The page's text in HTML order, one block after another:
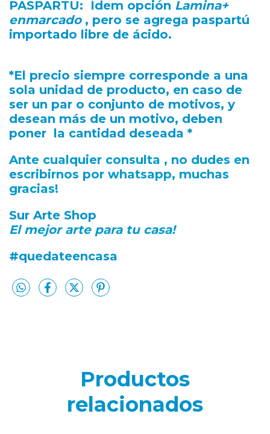
PASPARTU: Ídem opción Lamina+
enmarcado, pero se agrega paspartú
importado libre de ácido.
*El precio siempre corresponde a una
sola unidad de producto, en caso de
ser un par o conjunto de motivos, y
desean más de un motivo, deben
poner la cantidad deseada *
Ante cualquier consulta , no dudes en
escribirnos por whatsapp, muchas
gracias!
Sur Arte Shop
El mejor arte para tu casa!
#quedateencasa
Productos
relacionados